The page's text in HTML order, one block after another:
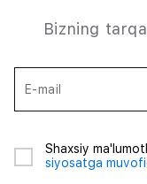
Bizning
E-mail
Shaxsiy
siyosatga